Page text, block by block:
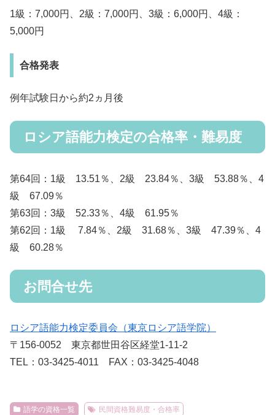
1級：7,000円、2級：7,000円、3級：6,000円、4級：
5,000円
合格発表
例年試験日から約2ヵ月後
ロシア語能力検定の合格率・難易度
第64回：1級 13.51％、2級 23.84％、3級 53.88％、4
級 67.09％
第63回：3級 52.33％、4級 61.95％
第62回：1級 7.84％、2級 31.68％、3級 47.39％、4
級 60.28％
お問合せ先
ロシア語能力検定委員会（東京ロシア語学院）
〒156-0052 東京都世田谷区経堂1-11-2
TEL：03-3425-4011 FAX：03-3425-4048
語学の資格一覧 民間資格難易度・合格率